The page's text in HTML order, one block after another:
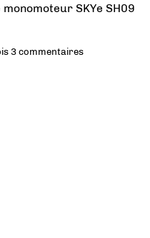
SKYe SH09
3 commentaires